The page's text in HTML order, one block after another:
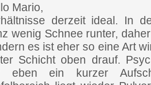
Mario,
derzeit ideal. In
wenig Schnee runter,
es ist eher so eine Art
Schicht oben drauf.
eben ein kurzer